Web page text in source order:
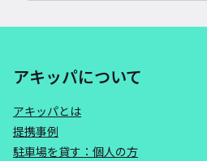
アキッパについて
アキッパとは
提携事例
駐車場を貸す：個人の方